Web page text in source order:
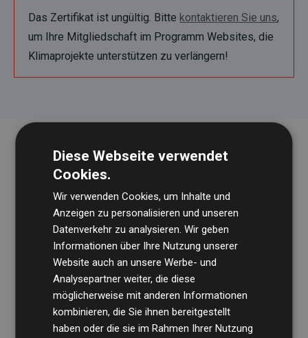
Das Zertifikat ist ungültig. Bitte kontaktieren Sie uns,
um Ihre Mitgliedschaft im Programm Websites, die
Klimaprojekte unterstützen zu verlängern!
Die Wirtschaftsprüfungsgesellschaft BDOüberprüft
regelmäßig unsere Berechnungen und Methodik, um
Transparenz und Verlässlichkeit sicherzustellen.
Ihre Prüfungen belegen, dass unsere Investitionen in
Klimaschutzprojekte im Durchschnitt200 % der
Diese Webseite verwendet
Cookies.
Wir verwenden Cookies, um Inhalte und
Anzeigen zu personalisieren und unseren
Datenverkehr zu analysieren. Wir geben
Informationen über Ihre Nutzung unserer
Website auch an unsere Werbe- und
Analysepartner weiter, die diese
möglicherweise mit anderen Informationen
kombinieren, die Sie ihnen bereitgestellt
haben oder die sie im Rahmen Ihrer Nutzung